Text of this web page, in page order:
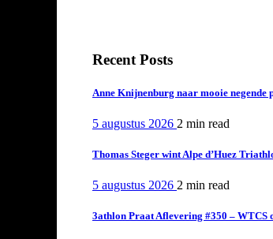
Recent Posts
Anne Knijnenburg naar mooie
5 augustus 2026 2 min read
Thomas Steger wint Alpe d’Huez
5 augustus 2026 2 min read
3athlon Praat Aflevering #350 –